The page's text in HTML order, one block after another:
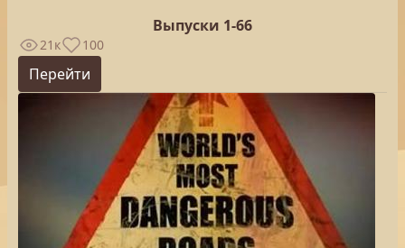
Выпуски 1-66
21к 100
Перейти